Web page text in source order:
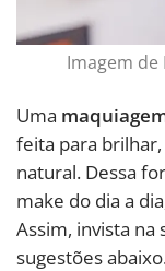
Imagem de
Uma
feita para
natural. Dessa
make do dia a
Assim, invista na
sugestões